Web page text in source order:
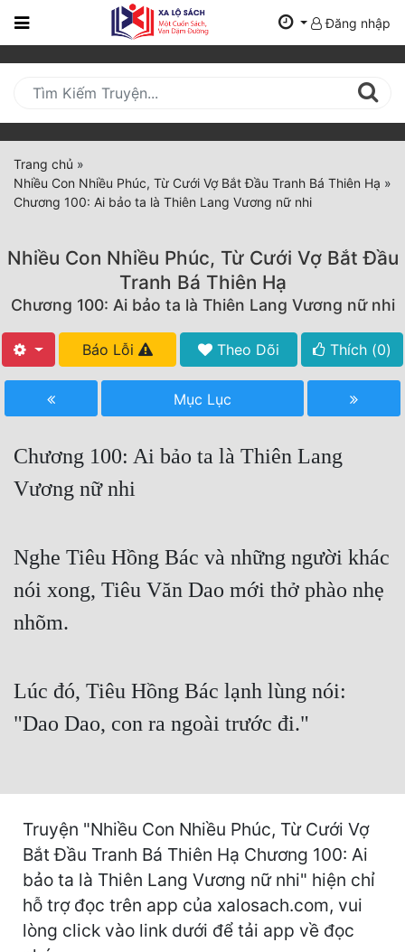
Trang
Mới
Cập
Nhật
(current)
BXH
Truyện Mới Ra
Hoàn Thành
Hậu Cung
Truyện Convert
Truyện ngắn
Cung Đấu
Cổ Đại
Du Hí
Dã Sử
Dị Giới
Đăng nhập
Trang chủ »
Nhiều Con Nhiều Phúc, Từ Cưới Vợ Bắt Đầu Tranh Bá Thiên Hạ »
Chương 100: Ai bảo ta là Thiên Lang Vương nữ nhi
Nhiều Con Nhiều Phúc, Từ Cưới Vợ Bắt Đầu
Tranh Bá Thiên Hạ
Chương 100: Ai bảo ta là Thiên Lang Vương nữ nhi
Báo Lỗi Theo Dõi Thích (0)
Mục Lục
Chương 100: Ai bảo ta là Thiên Lang
Vương nữ nhi
Nghe Tiêu Hồng Bác và những người khác
nói xong, Tiêu Văn Dao mới thở phào nhẹ
nhõm.
Lúc đó, Tiêu Hồng Bác lạnh lùng nói:
"Dao Dao, con ra ngoài trước đi."
Truyện "Nhiều Con Nhiều Phúc, Từ Cưới Vợ
Bắt Đầu Tranh Bá Thiên Hạ Chương 100: Ai
bảo ta là Thiên Lang Vương nữ nhi" hiện chỉ
hỗ trợ đọc trên app của xalosach.com, vui
lòng click vào link dưới để tải app về đọc